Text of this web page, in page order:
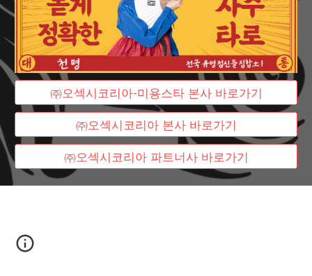
㈜오섹시코리아-미용스타 본사 바로가기
㈜오섹시코리아 본사 바로가기
㈜오섹시코리아 파트너사 바로가기